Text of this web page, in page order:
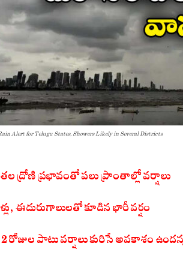
Alert for Telugu States, Showers Likely in Several Districts
ద్రోణి ప్రభావంతో పలు ప్రాంతాల్లో వర్షాలు
ఈదురుగాలులతో కూడిన భారీ వర్షం
రోజుల పాటు వర్షాలు కురిసే అవకాశం